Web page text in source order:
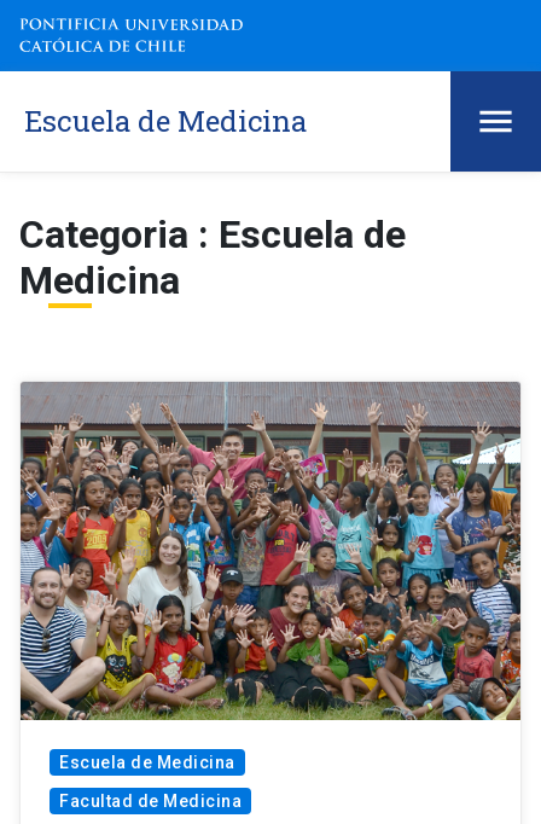
Escuela de Medicina
Categoria : Escuela de
Medicina
Escuela de Medicina
Facultad de Medicina